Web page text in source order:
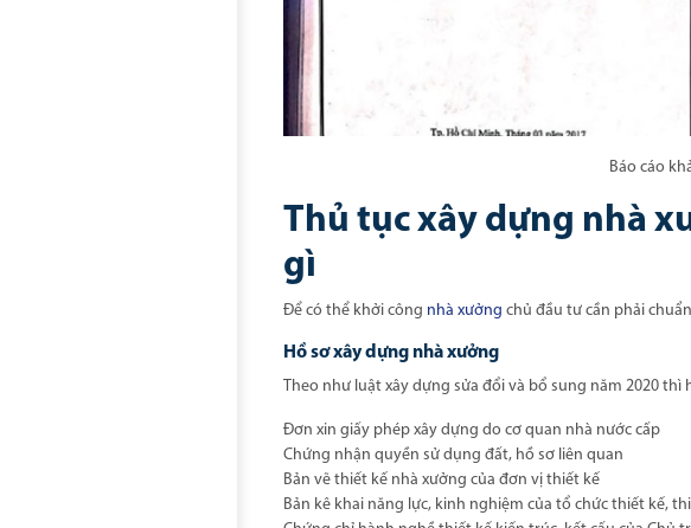
Báo cáo
Thủ tục xây dựng nhà
gì
Để có thể khởi công nhà xưởng chủ đầu tư cần phải
Hồ sơ xây dựng nhà xưởng
Theo như luật xây dựng sửa đổi và bổ sung năm 2020
Đơn xin giấy phép xây dựng do cơ quan nhà nước cấp
Chứng nhận quyền sử dụng đất, hồ sơ liên quan
Bản vẽ thiết kế nhà xưởng của đơn vị thiết kế
Bản kê khai năng lực, kinh nghiệm của tổ chức thiết kế,